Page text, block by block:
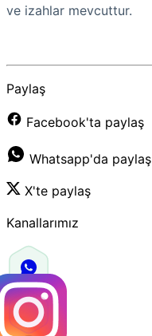
ve izahlar mevcuttur.
Paylaş
Facebook'ta paylaş
Whatsapp'da paylaş
X'te paylaş
Kanallarımız